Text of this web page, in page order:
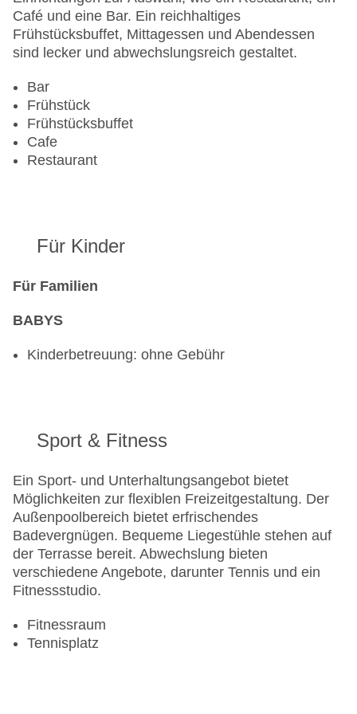
Café und eine Bar. Ein reichhaltiges
Frühstücksbuffet, Mittagessen und Abendessen
sind lecker und abwechslungsreich gestaltet.
Bar
Frühstück
Frühstücksbuffet
Cafe
Restaurant
Für Kinder
Für Familien
BABYS
Kinderbetreuung: ohne Gebühr
Sport & Fitness
Ein Sport- und Unterhaltungsangebot bietet
Möglichkeiten zur flexiblen Freizeitgestaltung. Der
Außenpoolbereich bietet erfrischendes
Badevergnügen. Bequeme Liegestühle stehen auf
der Terrasse bereit. Abwechslung bieten
verschiedene Angebote, darunter Tennis und ein
Fitnessstudio.
Fitnessraum
Tennisplatz